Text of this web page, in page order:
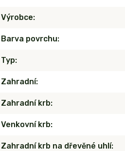
Výrobce
Barva povrchu
Typ
Zahradní
Zahradní krb
Venkovní krb
Zahradní krb na dřevěné uhlí